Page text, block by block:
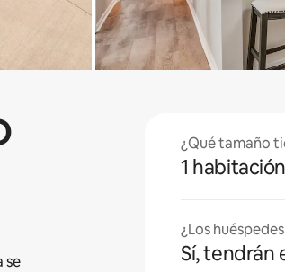
se
¿Qué tamaño
1 habitación
¿Los
Sí, tendrán